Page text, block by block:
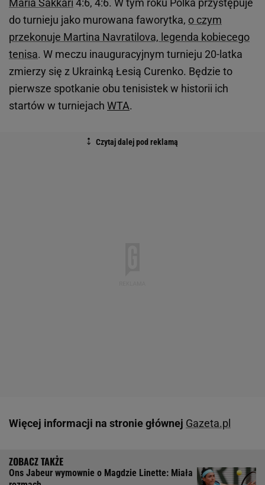
Maria Sakkari 4:6, 4:6. W tym roku Polka przystępuje
do turnieju jako murowana faworytka, o czym
przekonuje Martina Navratilova, legenda kobiecego
tenisa. W meczu inauguracyjnym turnieju 20-latka
zmierzy się z Ukrainką Łesią Curenko. Będzie to
pierwsze spotkanie obu tenisistek w historii ich
startów w turniejach WTA.
Więcej informacji na stronie głównej Gazeta.pl
Ons Jabeur wymownie o Magdzie Linette: Miała